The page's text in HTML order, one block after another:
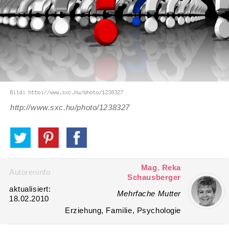
http://www.sxc.hu/photo/1238327
Autoreninfo
Mag. Reka
Schausberger
aktualisiert:
18.02.2010
Mehrfache Mutter
Erziehung, Familie, Psychologie